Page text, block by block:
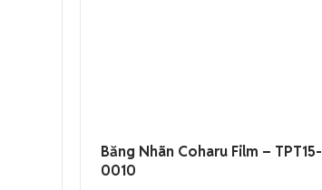
Băng Nhãn Coharu Film – TPT15-
0010